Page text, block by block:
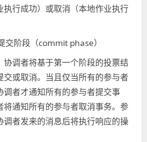
执行成功）或取消（本地作业执行
交阶段（commit phase）
调者将基于第一个阶段的投票结
交或取消。当且仅当所有的参与者
调者才通知所有的参与者提交事
将通知所有的参与者取消事务。参
调者发来的消息后将执行响应的操